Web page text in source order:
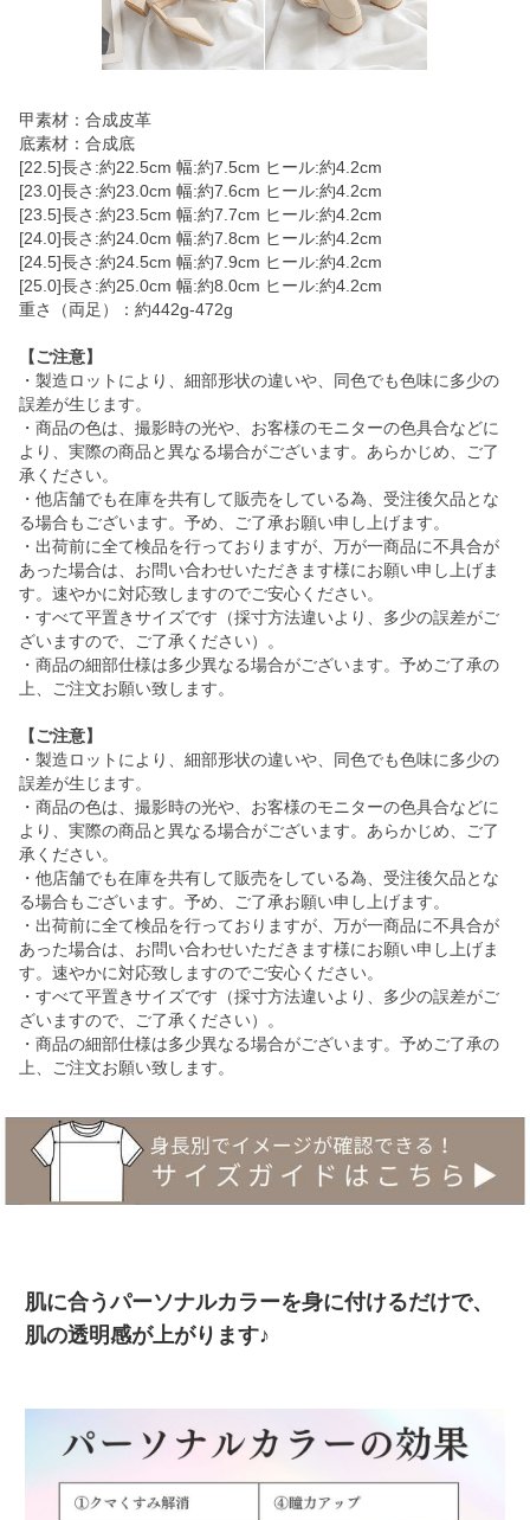
甲素材：合成皮革
底素材：合成底
[22.5]長さ:約22.5cm 幅:約7.5cm ヒール:約4.2cm
[23.0]長さ:約23.0cm 幅:約7.6cm ヒール:約4.2cm
[23.5]長さ:約23.5cm 幅:約7.7cm ヒール:約4.2cm
[24.0]長さ:約24.0cm 幅:約7.8cm ヒール:約4.2cm
[24.5]長さ:約24.5cm 幅:約7.9cm ヒール:約4.2cm
[25.0]長さ:約25.0cm 幅:約8.0cm ヒール:約4.2cm
重さ（両足）：約442g-472g
【ご注意】
・製造ロットにより、細部形状の違いや、同色でも色味に多少の
誤差が生じます。
・商品の色は、撮影時の光や、お客様のモニターの色具合などに
より、実際の商品と異なる場合がございます。あらかじめ、ご了
承ください。
・他店舗でも在庫を共有して販売をしている為、受注後欠品とな
る場合もございます。予め、ご了承お願い申し上げます。
・出荷前に全て検品を行っておりますが、万が一商品に不具合が
あった場合は、お問い合わせいただきます様にお願い申し上げま
す。速やかに対応致しますのでご安心ください。
・すべて平置きサイズです（採寸方法違いより、多少の誤差がご
ざいますので、ご了承ください）。
・商品の細部仕様は多少異なる場合がございます。予めご了承の
上、ご注文お願い致します。
【ご注意】
・製造ロットにより、細部形状の違いや、同色でも色味に多少の
誤差が生じます。
・商品の色は、撮影時の光や、お客様のモニターの色具合などに
より、実際の商品と異なる場合がございます。あらかじめ、ご了
承ください。
・他店舗でも在庫を共有して販売をしている為、受注後欠品とな
る場合もございます。予め、ご了承お願い申し上げます。
・出荷前に全て検品を行っておりますが、万が一商品に不具合が
あった場合は、お問い合わせいただきます様にお願い申し上げま
す。速やかに対応致しますのでご安心ください。
・すべて平置きサイズです（採寸方法違いより、多少の誤差がご
ざいますので、ご了承ください）。
・商品の細部仕様は多少異なる場合がございます。予めご了承の
上、ご注文お願い致します。
肌に合うパーソナルカラーを身に付けるだけで、
肌の透明感が上がります♪